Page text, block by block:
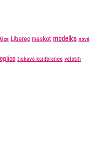
Liberec maskot modelka nové
tisková konference veletrh